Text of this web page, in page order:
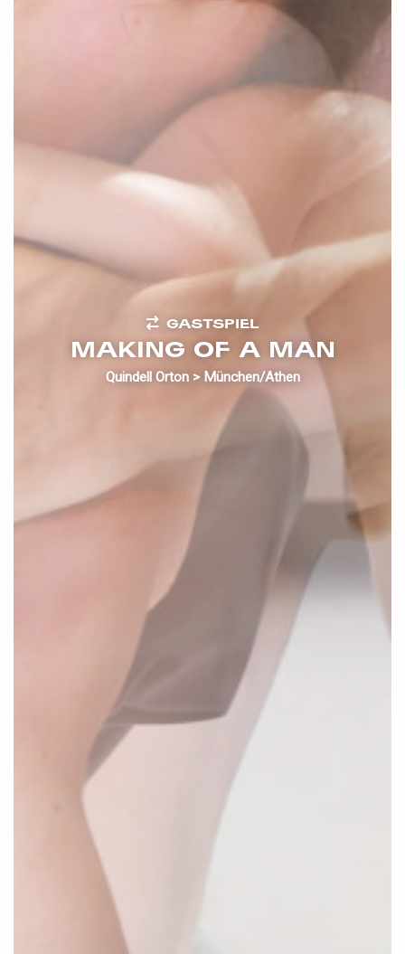
GASTSPIEL
MAKING OF A MAN
Quindell Orton > München/Athen